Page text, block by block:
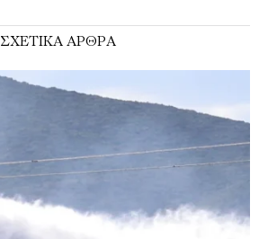
ΣΧΕΤΙΚΑ ΑΡΘΡΑ